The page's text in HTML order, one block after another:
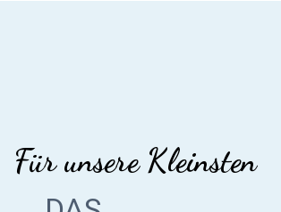
Für unsere Kleinsten